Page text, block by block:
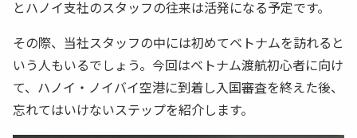
とハノイ支社のスタッフの往来は活発になる予定です。
その際、当社スタッフの中には初めてベトナムを訪れると
いう人もいるでしょう。今回はベトナム渡航初心者に向け
て、ハノイ・ノイバイ空港に到着し入国審査を終えた後、
忘れてはいけないステップを紹介します。